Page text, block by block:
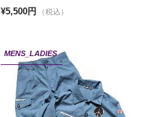
¥5,500円 （税込）
MENS_LADIES